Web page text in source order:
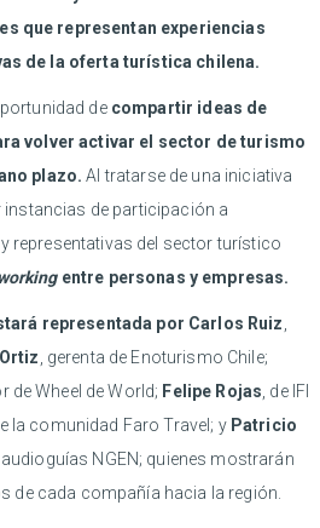
que representan experiencias
de la oferta turística chilena.
de compartir ideas de
volver activar el sector de turismo
plazo. Al tratarse de una iniciativa
instancias de participación a
representativas del sector turístico
entre personas y empresas.
representada por Carlos Ruiz
, gerenta de Enoturismo Chile;
de Wheel de World; Felipe Rojas , de IFI
la comunidad Faro Travel; y Patricio
audioguías NGEN; quienes mostrarán
de cada compañía hacia la región.